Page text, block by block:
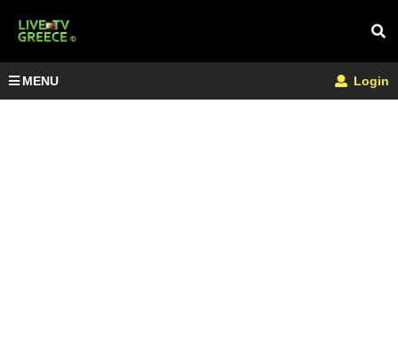
MENU Login